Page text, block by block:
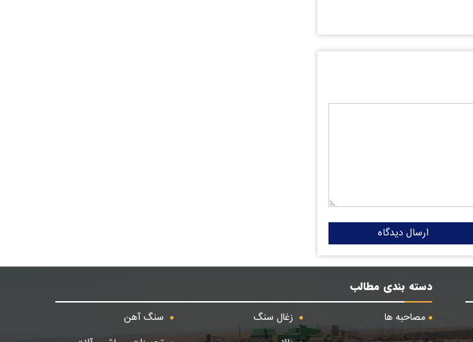
ارسال دیدگاه
دسته بندی مطالب
مصاحبه ها
زغال سنگ
سنگ آهن